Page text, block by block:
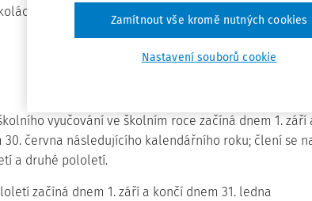
a termíny vydávání vysvědčení v těchto školách.
vyučování ve školním roce začíná dnem 1. září
30. června následujícího kalendářního roku; člení se
a druhé pololetí.
začíná dnem 1. září a končí dnem 31. ledna
Nastavení souborů cookie
Zamítnout vše kromě nutných cookies